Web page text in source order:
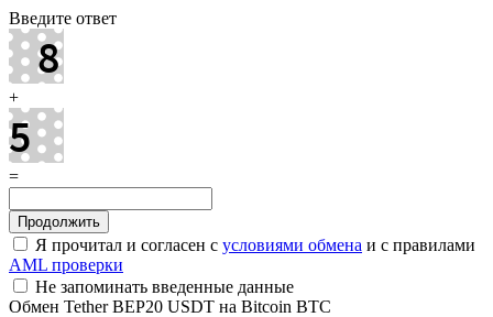
Введите ответ
+
=
Я прочитал и согласен с условиями обмена и с правилами
AML проверки
Не запоминать введенные данные
Обмен Tether BEP20 USDT на Bitcoin BTC